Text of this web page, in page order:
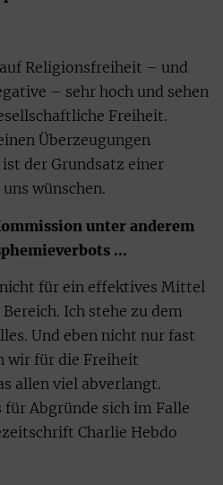
Religionsfreiheit – und
– sehr hoch und sehen
Freiheit.
Überzeugungen
der Grundsatz einer
wünschen.
unter anderem
…
für ein effektives Mittel
Ich stehe zu dem
Und eben nicht nur fast
wir für die Freiheit
allen viel abverlangt.
für Abgründe sich im Falle
Charlie Hebdo